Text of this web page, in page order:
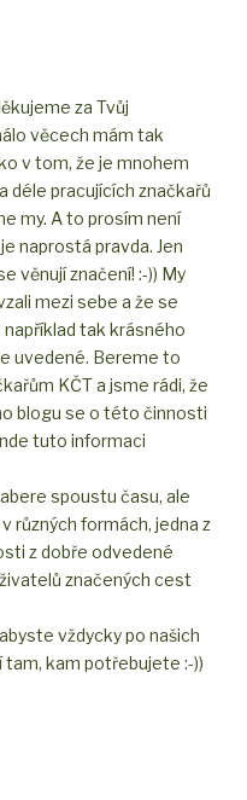
za Tvůj
věcech mám tak
v tom, že je mnohem
déle pracujících značkařů
my. A to prosím není
naprostá pravda. Jen
věnují značení! :-)) My
mezi sebe a že se
tak krásného
uvedené. Bereme to
KČT a jsme rádi, že
blogu se o této činnosti
tuto informaci
spoustu času, ale
různých formách, jedna z
z dobře odvedené
značených cest
vždycky po našich
kam potřebujete :-))